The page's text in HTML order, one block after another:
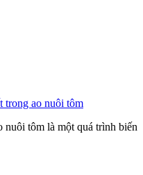
trong ao nuôi tôm
nuôi tôm là một quá trình biến